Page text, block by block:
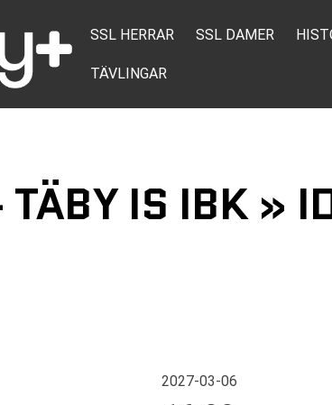
SSL HERRAR SSL DAMER
TÄVLINGAR
IS IBK »
2027-03-06